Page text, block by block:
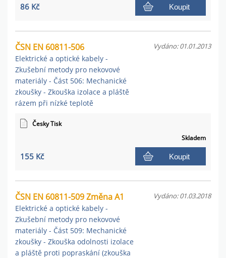
86 Kč Koupit
ČSN EN 60811-506
Elektrické a optické kabely -
Zkušební metody pro nekovové
materiály - Část 506: Mechanické
zkoušky - Zkouška izolace a pláště
rázem při nízké teplotě
Vydáno: 01.01.2013
Česky Tisk
Skladem
155 Kč Koupit
ČSN EN 60811-509 Změna A1
Elektrické a optické kabely -
Zkušební metody pro nekovové
materiály - Část 509: Mechanické
zkoušky - Zkouška odolnosti izolace
a pláště proti popraskání (zkouška
Vydáno: 01.03.2018